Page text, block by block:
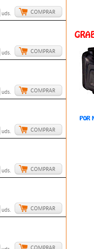
uds. COMPRAR
uds. COMPRAR
uds. COMPRAR
uds. COMPRAR
uds. COMPRAR
uds. COMPRAR